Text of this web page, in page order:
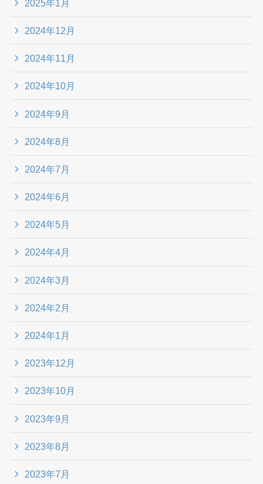
2025年1月
2024年12月
2024年11月
2024年10月
2024年9月
2024年8月
2024年7月
2024年6月
2024年5月
2024年4月
2024年3月
2024年2月
2024年1月
2023年12月
2023年10月
2023年9月
2023年8月
2023年7月